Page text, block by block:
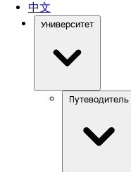
中文
Университет
Путеводитель